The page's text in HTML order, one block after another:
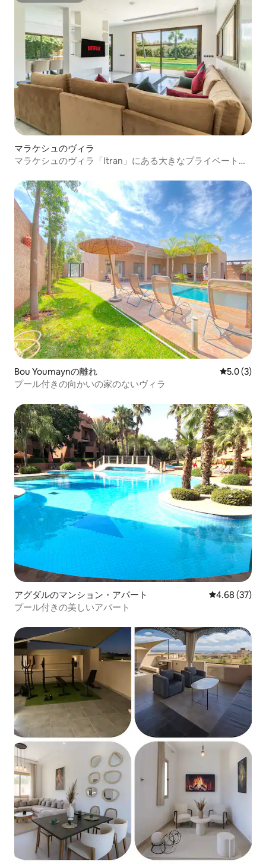
マラケシュのヴィラ
マラケシュのヴィラ「Itran」にある大きなプライベートプ
Bou Youmaynの離れ レビュー3
5.0 (3)
プール付きの向かいの家のないヴィラ
アグダルのマンション・アパート レビュー37
4.68 (37)
プール付きの美しいアパート